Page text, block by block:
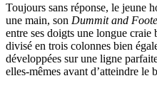
Toujours sans réponse, le jeune
une main, son Dummit and Foote
entre ses doigts une longue
divisé en trois colonnes bien
développées sur une ligne
elles-mêmes avant d’atteindre le